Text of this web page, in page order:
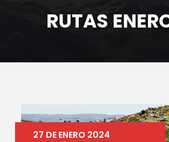
RUTAS
27 DE ENERO 2024